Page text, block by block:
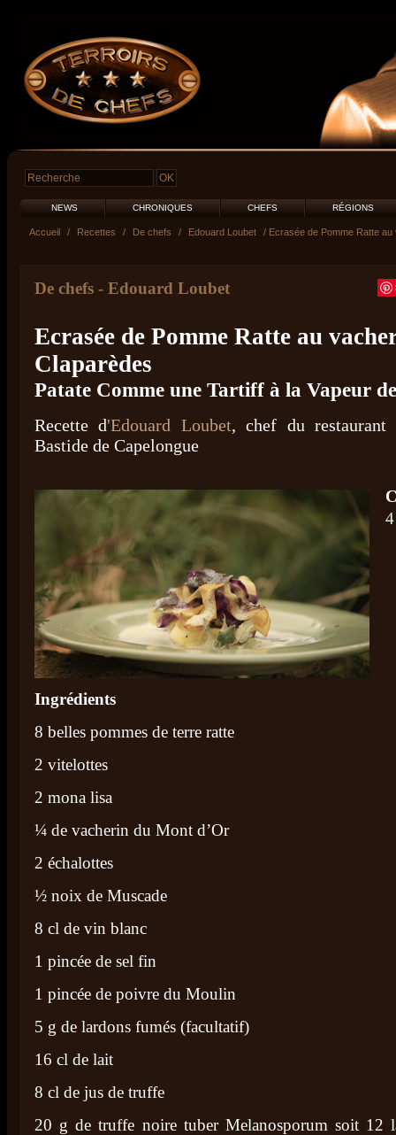
NEWS CHRONIQUES CHEFS RÉGIONS
Accueil / Recettes / De chefs / Edouard Loubet / Ecrasée de Pomme Ratte
De chefs - Edouard Loubet
Ecrasée de Pomme Ratte au
Claparèdes
Patate Comme une Tartiff à la Vapeur
Recette d'Edouard Loubet, chef du
Bastide de Capelongue
Ingrédients
8 belles pommes de terre ratte
2 vitelottes
2 mona lisa
¼ de vacherin du Mont d’Or
2 échalottes
½ noix de Muscade
8 cl de vin blanc
1 pincée de sel fin
1 pincée de poivre du Moulin
5 g de lardons fumés (facultatif)
16 cl de lait
8 cl de jus de truffe
20 g de truffe noire tuber Melanosporum soit 12